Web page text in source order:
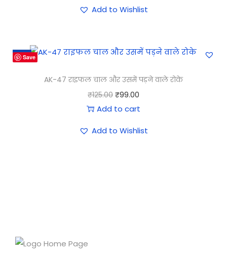
Add to Wishlist
Save
-21%
AK-47 राइफल चाल और उसमें पड़ने वाले रोके
₹125.00 ₹99.00
Add to cart
Add to Wishlist